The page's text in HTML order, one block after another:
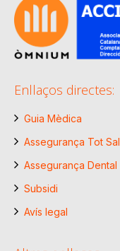
Enllaços directes:
Guia Mèdica
Assegurança Tot
Assegurança Dental
Subsidi
Avís legal